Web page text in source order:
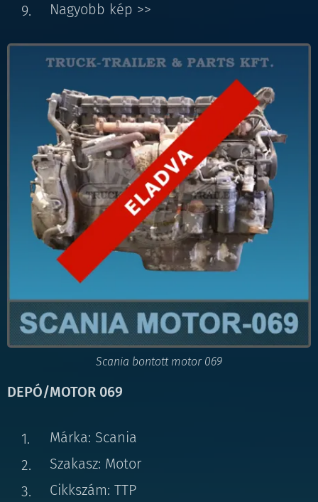
Nagyobb kép >>
Scania bontott motor 069
DEPÓ/MOTOR 069
Márka: Scania
Szakasz: Motor
Cikkszám: TTP